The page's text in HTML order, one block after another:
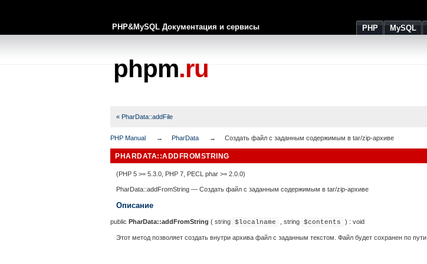
PHP&MySQL Документация и сервисы PHP MySQL
phpm.ru
« PharData::addFile
PHP Manual PharData Создать файл с заданным содержимым в tar/zip-архиве
PHARDATA::ADDFROMSTRING
(PHP 5 >= 5.3.0, PHP 7, PECL phar >= 2.0.0)
PharData::addFromString — Создать файл с заданным содержимым в tar/zip-архиве
Описание
public PharData::addFromString ( string $localname string $contents ) : void
Этот метод позволяет создать внутри архива файл с заданным текстом. Файл будет сохранен по пути